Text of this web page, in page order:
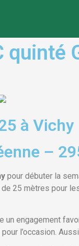
quinté
à Vichy
–
pour débuter la
de 25 mètres pour
un engagement
l’occasion.